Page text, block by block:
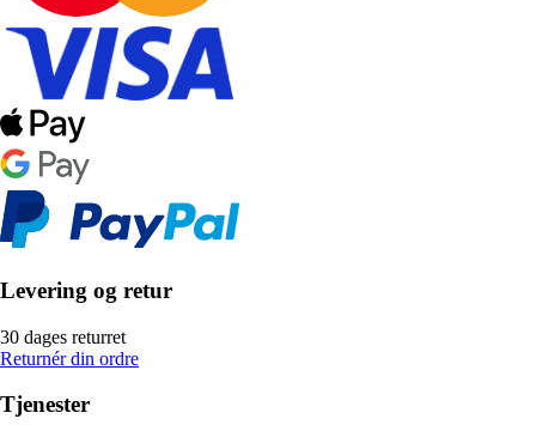
Levering og retur
30 dages returret
Returnér din ordre
Tjenester